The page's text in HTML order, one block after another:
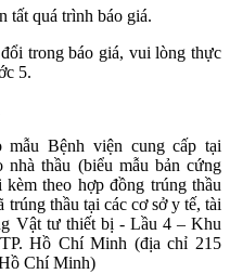
tất quá trình báo giá.
trong báo giá, vui lòng thực
5.
Bệnh viện cung cấp tại
thầu (biểu mẫu bản cứng
theo hợp đồng trúng thầu
thầu tại các cơ sở y tế, tài
Vật tư thiết bị - Lầu 4 – Khu
Hồ Chí Minh (địa chỉ 215
Chí Minh)